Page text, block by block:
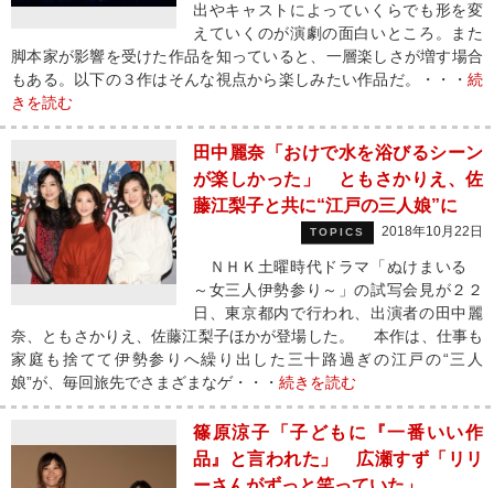
出やキャストによっていくらでも形を変
えていくのが演劇の面白いところ。また
脚本家が影響を受けた作品を知っていると、一層楽しさが増す場合
もある。以下の３作はそんな視点から楽しみたい作品だ。・・・ 続
きを読む
田中麗奈「おけで水を浴びるシーン
が楽しかった」 ともさかりえ、佐
藤江梨子と共に“江戸の三人娘”に
TOPICS 2018年10月22日
ＮＨＫ土曜時代ドラマ「ぬけまいる
～女三人伊勢参り～」の試写会見が２２
日、東京都内で行われ、出演者の田中麗
奈、ともさかりえ、佐藤江梨子ほかが登場した。 本作は、仕事も
家庭も捨てて伊勢参りへ繰り出した三十路過ぎの江戸の“三人
娘”が、毎回旅先でさまざまなゲ・・・ 続きを読む
篠原涼子「子どもに『一番いい作
品』と言われた」 広瀬すず「リリ